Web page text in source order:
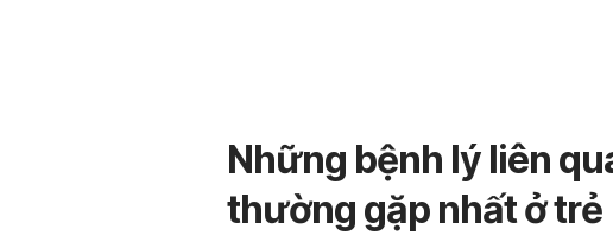
Những bệnh lý liên
thường gặp nhất ở trẻ